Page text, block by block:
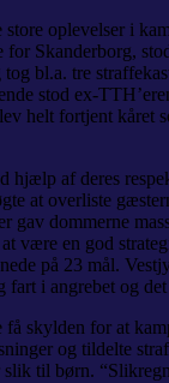
oplevelser i
for Skanderborg,
bl.a. tre
stod ex-
helt fortjent kåret
hjælp af deres
at overliste
gav dommerne
være en god
på 23 mål.
fart i angrebet og
skylden for at
og tildelte
til børn.